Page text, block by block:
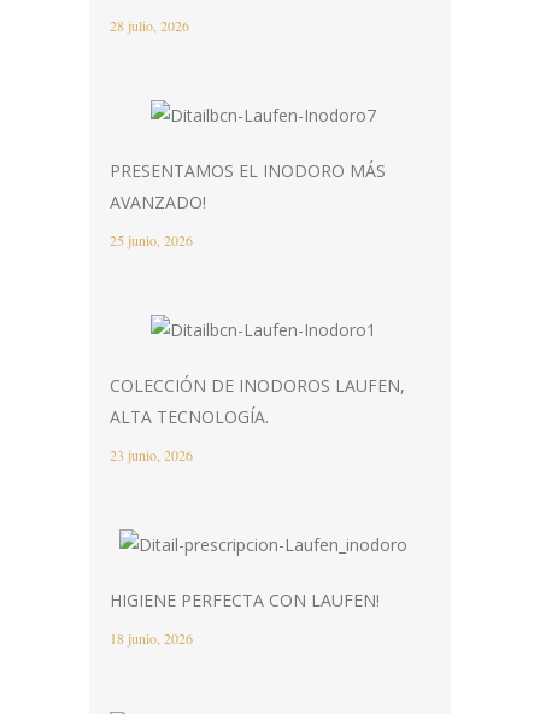
28 julio, 2026
PRESENTAMOS EL INODORO MÁS
AVANZADO!
25 junio, 2026
COLECCIÓN DE INODOROS LAUFEN,
ALTA TECNOLOGÍA.
23 junio, 2026
HIGIENE PERFECTA CON LAUFEN!
18 junio, 2026